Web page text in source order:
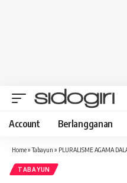
Account Berlangganan
Home»Tabayun » PLURALISME AGAMA
TABAYUN